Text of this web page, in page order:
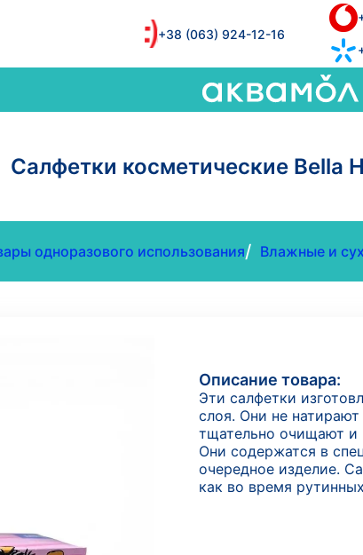
+38 (063) 924-12-16
Салфетки косметические Bella
одноразового использования/ Влажные и
Описание товара:
Эти салфетки
слоя. Они не
тщательно очищают и
Они содержатся в
очередное изделие.
как во время